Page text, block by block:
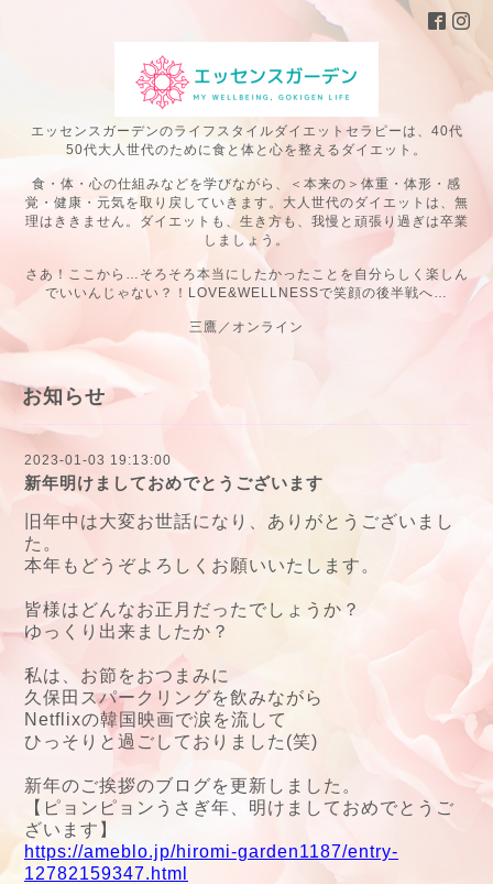
エッセンスガーデンのライフスタイルダイエットセラピーは、40代
50代大人世代のために食と体と心を整えるダイエット。
食・体・心の仕組みなどを学びながら、＜本来の＞体重・体形・感
覚・健康・元気を取り戻していきます。大人世代のダイエットは、無
理はききません。ダイエットも、生き方も、我慢と頑張り過ぎは卒業
しましょう。
さあ！ここから…そろそろ本当にしたかったことを自分らしく楽しん
でいいんじゃない？！LOVE&WELLNESSで笑顔の後半戦へ…
三鷹／オンライン
お知らせ
2023-01-03 19:13:00
新年明けましておめでとうございます
旧年中は大変お世話になり、ありがとうございまし
た。
本年もどうぞよろしくお願いいたします。
皆様はどんなお正月だったでしょうか？
ゆっくり出来ましたか？
私は、お節をおつまみに
久保田スパークリングを飲みながら
Netflixの韓国映画で涙を流して
ひっそりと過ごしておりました(笑)
新年のご挨拶のブログを更新しました。
【ピョンピョンうさぎ年、明けましておめでとうご
ざいます】
https://ameblo.jp/hiromi-garden1187/entry-
12782159347.html